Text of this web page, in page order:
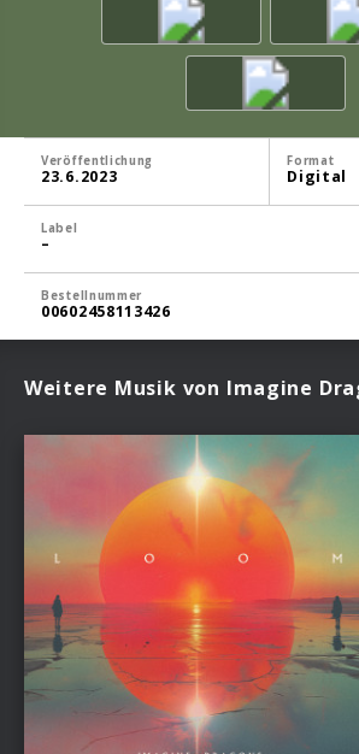
Veröffentlichung
23.6.2023
Format
Digital
Label
–
Bestellnummer
00602458113426
Weitere Musik von Imagine